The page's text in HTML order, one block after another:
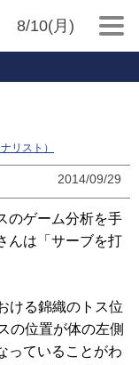
8/10(月)
リスト）
2014/09/29
のゲーム分析を手
んは「サーブを打
ける錦織のトス位
の位置が体の左側
っていることがわ